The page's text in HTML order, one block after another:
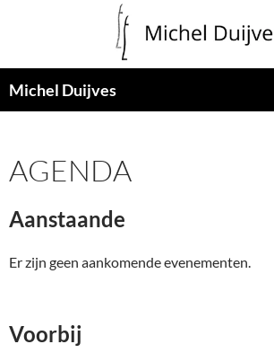
Michel Duijves
INHOUD
AGENDA
Aanstaande
Er zijn geen aankomende evenementen.
Voorbij